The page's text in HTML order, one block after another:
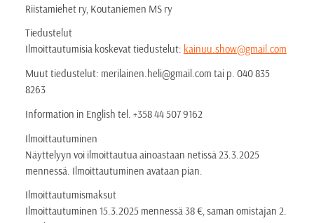
Riistamiehet ry, Koutaniemen MS ry
Tiedustelut
Ilmoittautumisia koskevat tiedustelut: kainuu.show@gmail.com
Muut tiedustelut: merilainen.heli@gmail.com tai p. 040 835
8263
Information in English tel. +358 44 507 9162
Ilmoittautuminen
Näyttelyyn voi ilmoittautua ainoastaan netissä 23.3.2025
mennessä. Ilmoittautuminen avataan pian.
Ilmoittautumismaksut
Ilmoittautuminen 15.3.2025 mennessä 38 €, saman omistajan 2.